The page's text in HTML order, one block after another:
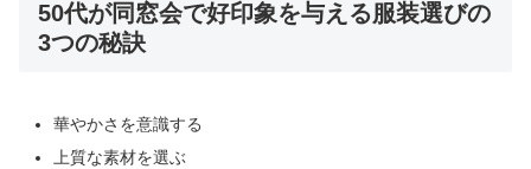
50代が同窓会で好印象を与える服装選びの
3つの秘訣
華やかさを意識する
上質な素材を選ぶ